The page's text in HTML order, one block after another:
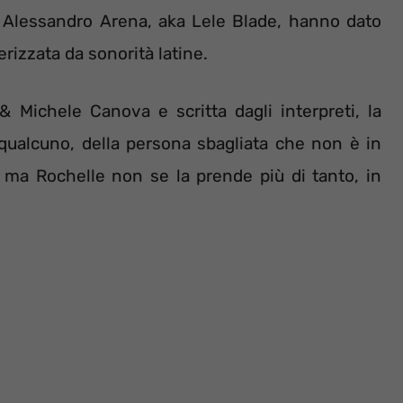
Arena, aka Lele Blade, hanno dato
da sonorità latine.
Michele Canova e scritta dagli interpreti, la
della persona sbagliata che non è in
Rochelle non se la prende più di tanto, in